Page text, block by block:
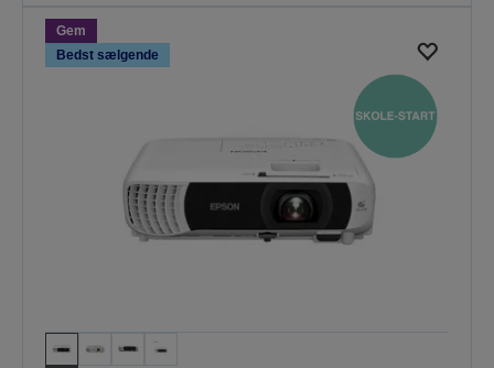
Gem
Bedst sælgende